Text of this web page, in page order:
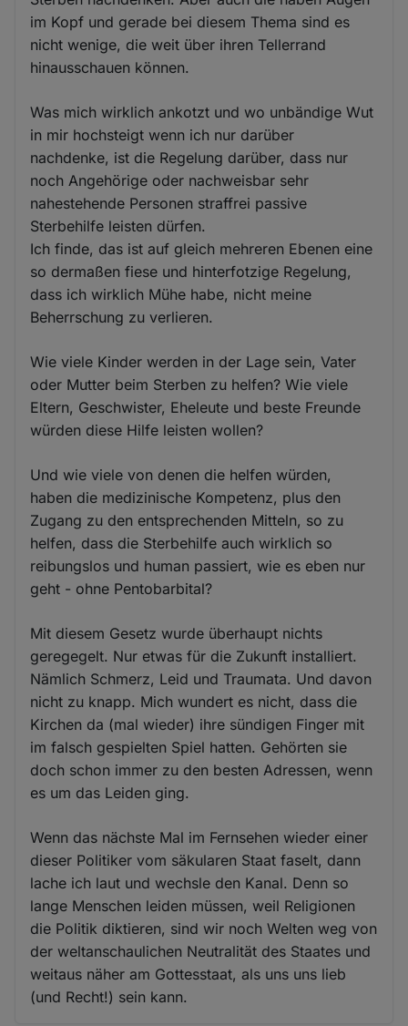
im Kopf und gerade bei diesem Thema sind es
nicht wenige, die weit über ihren Tellerrand
hinausschauen können.
Was mich wirklich ankotzt und wo unbändige Wut
in mir hochsteigt wenn ich nur darüber
nachdenke, ist die Regelung darüber, dass nur
noch Angehörige oder nachweisbar sehr
nahestehende Personen straffrei passive
Sterbehilfe leisten dürfen.
Ich finde, das ist auf gleich mehreren Ebenen eine
so dermaßen fiese und hinterfotzige Regelung,
dass ich wirklich Mühe habe, nicht meine
Beherrschung zu verlieren.
Wie viele Kinder werden in der Lage sein, Vater
oder Mutter beim Sterben zu helfen? Wie viele
Eltern, Geschwister, Eheleute und beste Freunde
würden diese Hilfe leisten wollen?
Und wie viele von denen die helfen würden,
haben die medizinische Kompetenz, plus den
Zugang zu den entsprechenden Mitteln, so zu
helfen, dass die Sterbehilfe auch wirklich so
reibungslos und human passiert, wie es eben nur
geht - ohne Pentobarbital?
Mit diesem Gesetz wurde überhaupt nichts
geregegelt. Nur etwas für die Zukunft installiert.
Nämlich Schmerz, Leid und Traumata. Und davon
nicht zu knapp. Mich wundert es nicht, dass die
Kirchen da (mal wieder) ihre sündigen Finger mit
im falsch gespielten Spiel hatten. Gehörten sie
doch schon immer zu den besten Adressen, wenn
es um das Leiden ging.
Wenn das nächste Mal im Fernsehen wieder einer
dieser Politiker vom säkularen Staat faselt, dann
lache ich laut und wechsle den Kanal. Denn so
lange Menschen leiden müssen, weil Religionen
die Politik diktieren, sind wir noch Welten weg von
der weltanschaulichen Neutralität des Staates und
weitaus näher am Gottesstaat, als uns uns lieb
(und Recht!) sein kann.